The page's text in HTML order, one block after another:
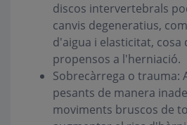
discos intervertebrals
canvis degeneratius,
d'aigua i elasticitat, cosa
propensos a l'herniació.
Sobrecàrrega o trauma:
pesants de manera
moviments bruscos de